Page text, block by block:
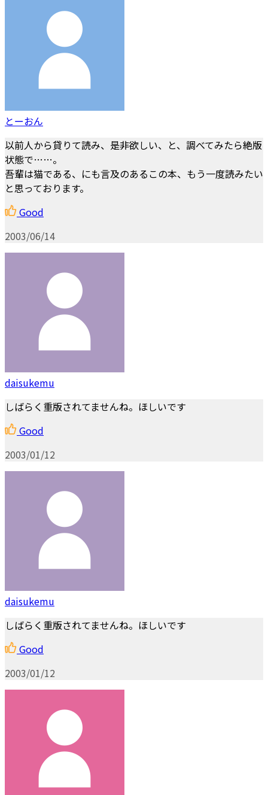
とーおん
以前人から貸りて読み、是非欲しい、と、調べてみたら絶版
状態で……。
吾輩は猫である、にも言及のあるこの本、もう一度読みたい
と思っております。
Good
2003/06/14
daisukemu
しばらく重版されてませんね。ほしいです
Good
2003/01/12
daisukemu
しばらく重版されてませんね。ほしいです
Good
2003/01/12